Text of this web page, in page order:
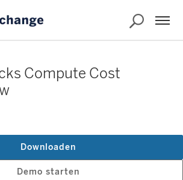
Compute Cost
Demo starten
Downloaden